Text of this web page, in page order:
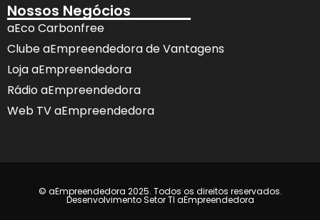
Nossos Negócios
aEco Carbonfree
Clube aEmpreendedora de Vantagens
Loja aEmpreendedora
Rádio aEmpreendedora
Web TV aEmpreendedora
© aEmpreendedora 2025. Todos os direitos reservados.
Desenvolvimento Setor TI aEmpreendedora